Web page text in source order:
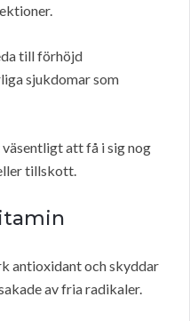
till förhöjd
sjukdomar som
att få i sig nog
tillskott.
antioxidant och skyddar
av fria radikaler.